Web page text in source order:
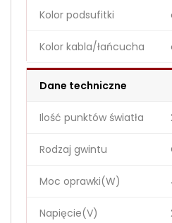
Kolor podsufitki
Kolor kabla/łańcucha
Dane techniczne
Ilość punktów światła
Rodzaj gwintu
Moc oprawki(W)
Napięcie(V)